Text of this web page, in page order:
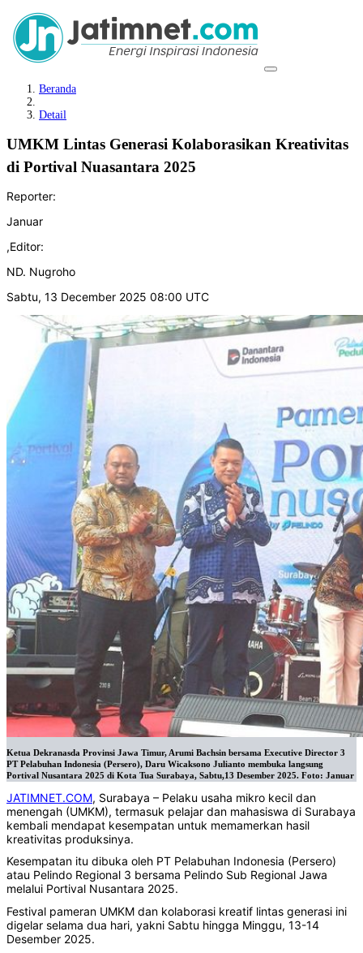
Beranda
Detail
UMKM Lintas Generasi Kolaborasikan Kreativitas
di Portival Nuasantara 2025
Reporter:
Januar
,Editor:
ND. Nugroho
Sabtu, 13 December 2025 08:00 UTC
Ketua Dekranasda Provinsi Jawa Timur, Arumi Bachsin bersama Executive Director 3
PT Pelabuhan Indonesia (Persero), Daru Wicaksono Julianto membuka langsung
Portival Nusantara 2025 di Kota Tua Surabaya, Sabtu,13 Desember 2025. Foto: Januar
JATIMNET.COM, Surabaya – Pelaku usaha mikro kecil dan
menengah (UMKM), termasuk pelajar dan mahasiswa di Surabaya
kembali mendapat kesempatan untuk memamerkan hasil
kreativitas produksinya.
Kesempatan itu dibuka oleh PT Pelabuhan Indonesia (Persero)
atau Pelindo Regional 3 bersama Pelindo Sub Regional Jawa
melalui Portival Nusantara 2025.
Festival pameran UMKM dan kolaborasi kreatif lintas generasi ini
digelar selama dua hari, yakni Sabtu hingga Minggu, 13-14
Desember 2025.